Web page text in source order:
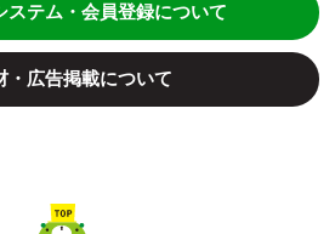
ステム・会員登録について
・広告掲載について